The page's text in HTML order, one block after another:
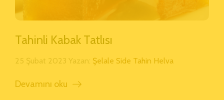
Tahinli Kabak Tatlısı
25 Şubat 2023 Yazan: Şelale Side Tahin Helva
Devamını oku